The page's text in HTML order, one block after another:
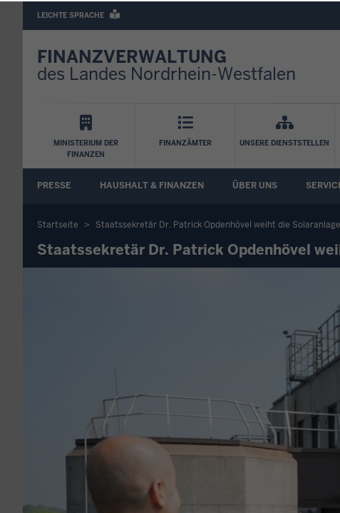
Sprachen
LEICHTE SPRACHE
FINANZVERWALTUNG
des Landes Nordrhein-Westfalen
Hauptnavigation
MINISTERIUM DER
FINANZEN
FINANZÄMTER UNSERE DIENSTSTELLEN
PRESSE HAUSHALT & FINANZEN ÜBER UNS
Sie
befinden
Startseite Staatssekretär Dr. Patrick Opdenhövel weiht die
Staatssekretär Dr. Patrick Opdenhövel